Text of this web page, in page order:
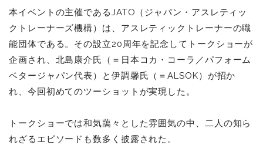
本イベントの主催であるJATO（ジャパン・アスレティッ
クトレーナーズ機構）は、アスレティックトレーナーの職
能団体である。その設立20周年を記念してトークショーが
企画され、北島康介氏（＝日本コカ・コーラ／パフォーム
ベタージャパン代表）と伊調馨氏（＝ALSOK）が招か
れ、今回初めてのツーショットが実現した。
トークショーでは和気藹々とした雰囲気の中、二人の知ら
れざるエピソードも数多く披露された。